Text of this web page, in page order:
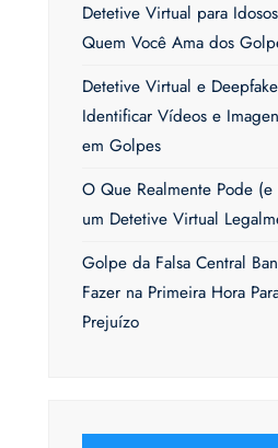
Detetive Virtual para
Quem Você Ama dos
Detetive Virtual e
Identificar Vídeos e
em Golpes
O Que Realmente Pode
um Detetive Virtual
Golpe da Falsa Central
Fazer na Primeira Hora
Prejuízo